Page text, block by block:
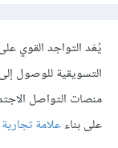
يُعَد التواجد القوي
التسويقية للوصول
منصات التواصل
على بناءعلامة تجارية